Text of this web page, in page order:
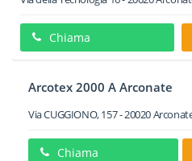
Chiama
Arcotex 2000 A Arconate
Via CUGGIONO, 157-20020
Chiama